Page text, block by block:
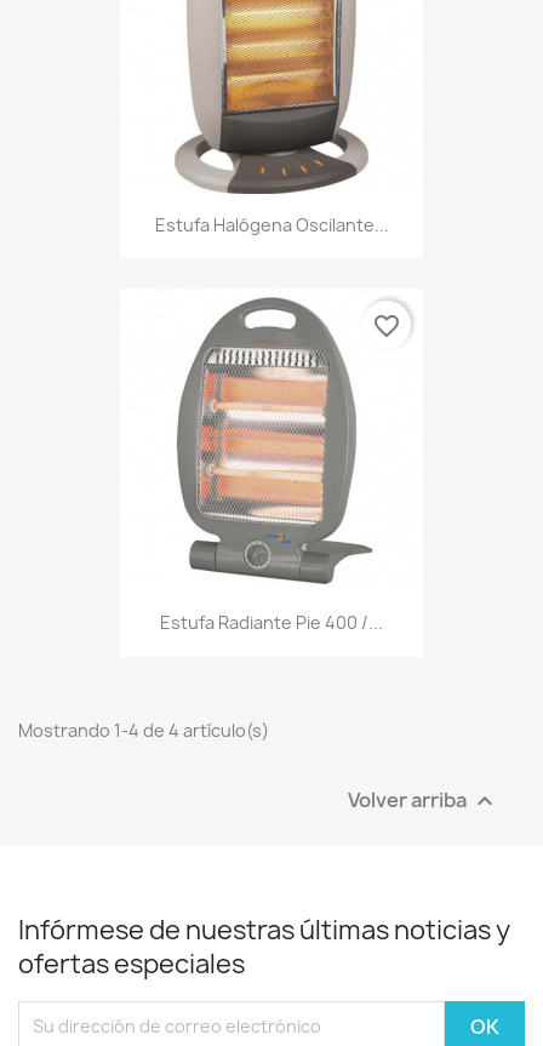
Estufa Halógena Oscilante...
Estufa Radiante Pie 400 /...
favorite_border
Mostrando 1-4 de 4 artículo(s)
Volver arriba 
Infórmese de nuestras últimas noticias y
ofertas especiales